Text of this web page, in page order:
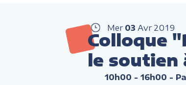
Mer 03 Avr 2019
Colloque
le soutien
10h00 - 16h00 -